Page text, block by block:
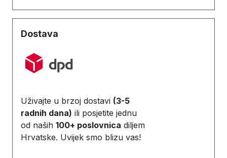
Dostava
Uživajte u brzoj dostavi (3-5
radnih dana) ili posjetite jednu
od naših 100+ poslovnica diljem
Hrvatske. Uvijek smo blizu vas!